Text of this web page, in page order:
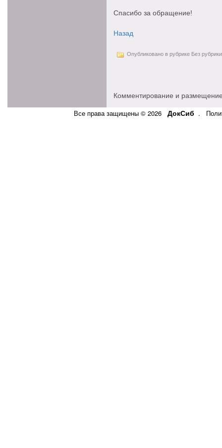
Спасибо за обращение!
Назад
Опубликовано в рубрике Без рубрики
Комментирование и
Все права защищены © 2026 ДокСиб .